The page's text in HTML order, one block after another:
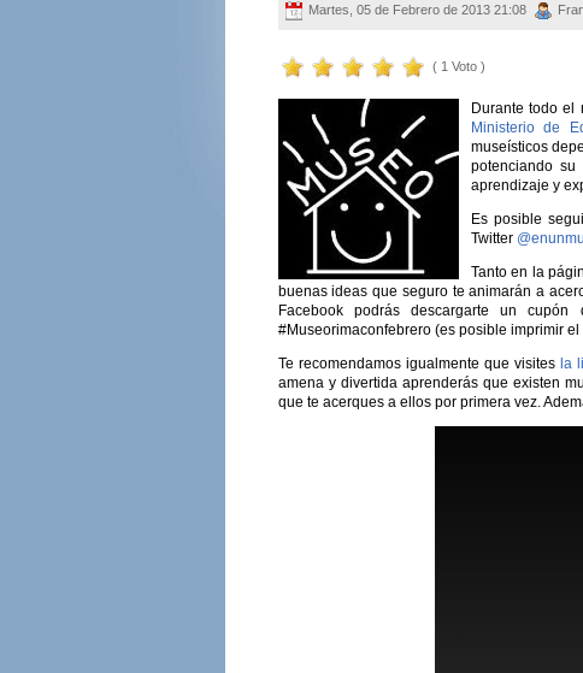
Martes, 05 de Febrero de 2013 21:08
( 1 Voto )
Durante todo
Ministerio de
museísticos
potenciando
aprendizaje y
Es posible
Twitter
Tanto en la
buenas ideas que seguro te animarán a
Facebook podrás descargarte un
#Museorimaconfebrero (es posible imprimir
Te recomendamos igualmente que visites la
amena y divertida aprenderás que existen
que te acerques a ellos por primera vez.